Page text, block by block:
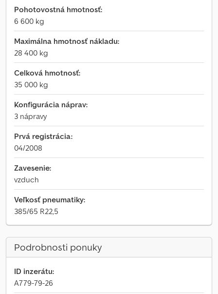
Pohotovostná hmotnosť:
6 600 kg
Maximálna hmotnosť nákladu:
28 400 kg
Celková hmotnosť:
35 000 kg
Konfigurácia náprav:
3 nápravy
Prvá registrácia:
04/2008
Zavesenie:
vzduch
Veľkosť pneumatiky:
385/65 R22,5
Podrobnosti ponuky
ID inzerátu:
A779-79-26